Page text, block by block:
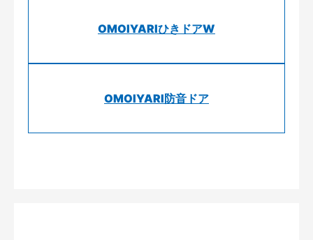
OMOIYARIひきドアW
OMOIYARI防音ドア